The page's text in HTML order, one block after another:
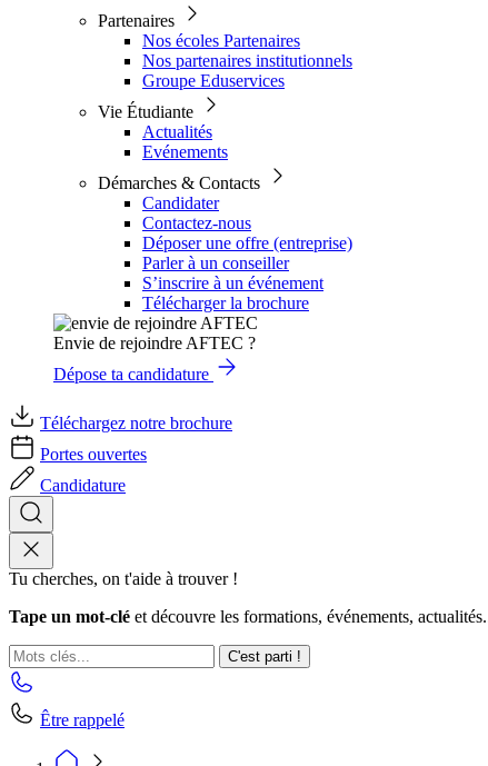
Partenaires
Nos écoles Partenaires
Nos partenaires institutionnels
Groupe Eduservices
Vie Étudiante
Actualités
Evénements
Démarches & Contacts
Candidater
Contactez-nous
Déposer une offre (entreprise)
Parler à un conseiller
S’inscrire à un événement
Télécharger la brochure
Envie de rejoindre AFTEC ?
Dépose ta candidature
Téléchargez notre brochure
Portes ouvertes
Candidature
Tu cherches, on t'aide à trouver !
Tape un mot-clé et découvre les formations, événements,
C'est parti !
Être rappelé